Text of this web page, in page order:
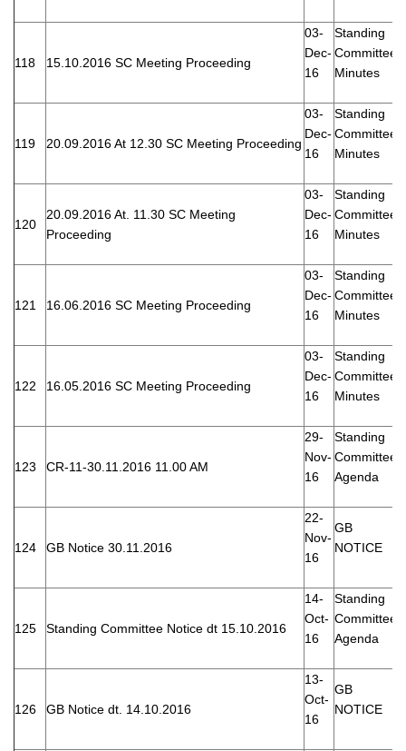
118 15.10.2016 SC Meeting Proceeding
03-
Dec-
16
Standing
Committee
Minutes
119 20.09.2016 At 12.30 SC Meeting Proceeding
03-
Dec-
16
Standing
Committee
Minutes
120
20.09.2016 At. 11.30 SC Meeting
Proceeding
03-
Dec-
16
Standing
Committee
Minutes
121 16.06.2016 SC Meeting Proceeding
03-
Dec-
16
Standing
Committee
Minutes
122 16.05.2016 SC Meeting Proceeding
03-
Dec-
16
Standing
Committee
Minutes
123 CR-11-30.11.2016 11.00 AM
29-
Nov-
16
Standing
Committee
Agenda
124 GB Notice 30.11.2016
22-
Nov-
16
GB
NOTICE
125 Standing Committee Notice dt 15.10.2016
14-
Oct-
16
Standing
Committee
Agenda
126 GB Notice dt. 14.10.2016
13-
Oct-
16
GB
NOTICE